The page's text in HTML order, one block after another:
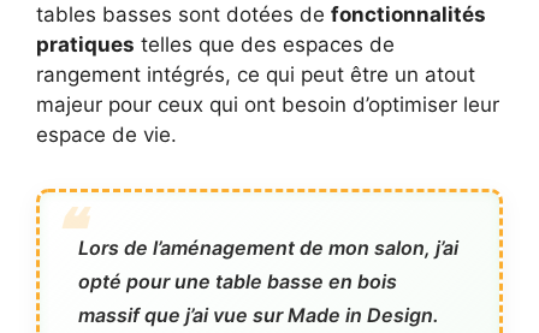
tables basses sont dotées de fonctionnalités
pratiques telles que des espaces de
rangement intégrés, ce qui peut être un atout
majeur pour ceux qui ont besoin d’optimiser leur
espace de vie.
Lors de l’aménagement de mon salon, j’ai
opté pour une table basse en bois
massif que j’ai vue sur Made in Design.